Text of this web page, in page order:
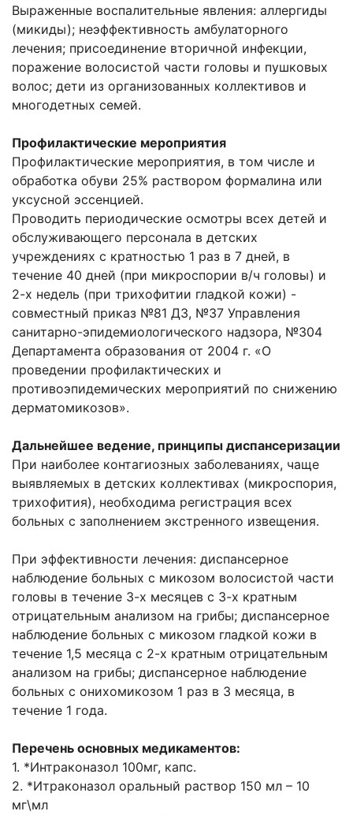
Выраженные воспалительные явления: аллергиды
(микиды); неэффективность амбулаторного
лечения; присоединение вторичной инфекции,
поражение волосистой части головы и пушковых
волос; дети из организованных коллективов и
многодетных семей.
Профилактические мероприятия
Профилактические мероприятия, в том числе и
обработка обуви 25% раствором формалина или
уксусной эссенцией.
Проводить периодические осмотры всех детей и
обслуживающего персонала в детских
учреждениях с кратностью 1 раз в 7 дней, в
течение 40 дней (при микроспории в/ч головы) и
2-х недель (при трихофитии гладкой кожи) -
совместный приказ №81 ДЗ, №37 Управления
санитарно-эпидемиологического надзора, №304
Департамента образования от 2004 г. «О
проведении профилактических и
противоэпидемических мероприятий по снижению
дерматомикозов».
Дальнейшее ведение, принципы диспансеризации
При наиболее контагиозных заболеваниях, чаще
выявляемых в детских коллективах (микроспория,
трихофития), необходима регистрация всех
больных с заполнением экстренного извещения.
При эффективности лечения: диспансерное
наблюдение больных с микозом волосистой части
головы в течение 3-х месяцев с 3-х кратным
отрицательным анализом на грибы; диспансерное
наблюдение больных с микозом гладкой кожи в
течение 1,5 месяца с 2-х кратным отрицательным
анализом на грибы; диспансерное наблюдение
больных с онихомикозом 1 раз в 3 месяца, в
течение 1 года.
Перечень основных медикаментов:
1. *Интраконазол 100мг, капс.
2. *Итраконазол оральный раствор 150 мл – 10
мг\мл